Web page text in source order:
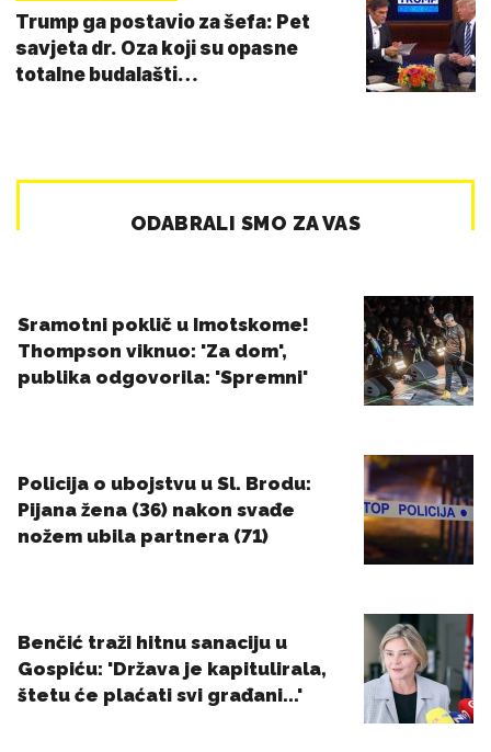
Trump ga postavio za šefa: Pet
savjeta dr. Oza koji su opasne
totalne budalašti…